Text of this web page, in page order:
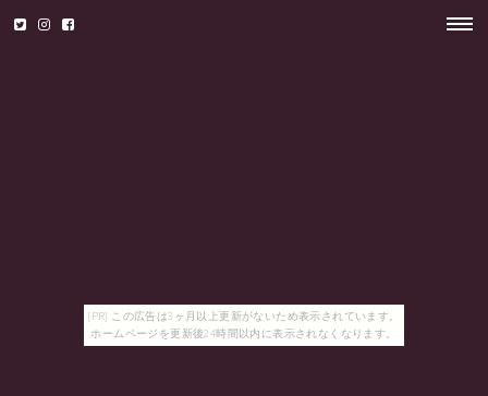
[PR] この広告は3ヶ月以上更新がないため表示されています。
ホームページを更新後24時間以内に表示されなくなります。